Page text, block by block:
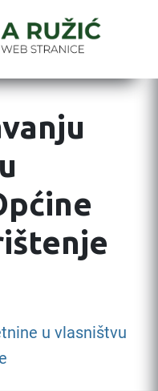
u vlasništvu